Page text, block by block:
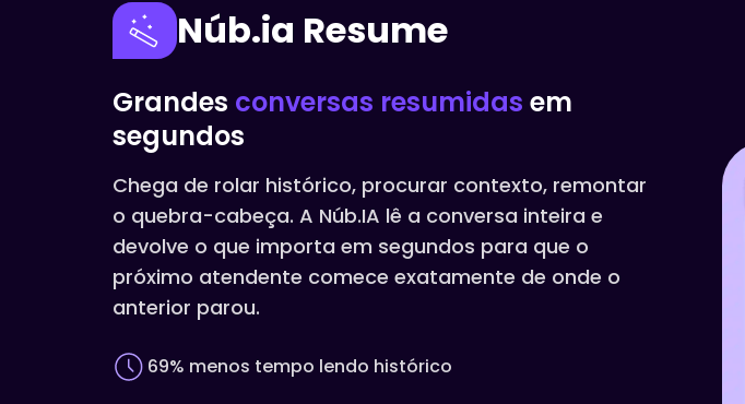
Núb.ia Resume
Grandes conversas resumidas em
segundos
Chega de rolar histórico, procurar contexto, remontar
o quebra-cabeça. A Núb.IA lê a conversa inteira e
devolve o que importa em segundos para que o
próximo atendente comece exatamente de onde o
anterior parou.
69% menos tempo lendo histórico